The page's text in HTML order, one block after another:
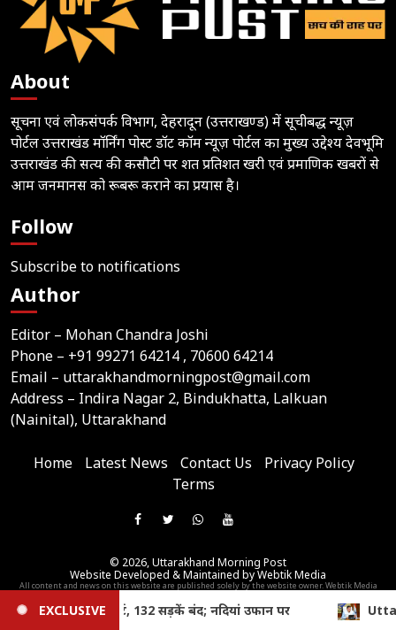
About
सूचना एवं लोकसंपर्क विभाग, देहरादून (उत्तराखण्ड) में सूचीबद्ध न्यूज़
पोर्टल उत्तराखंड मॉर्निंग पोस्ट डॉट कॉम न्यूज़ पोर्टल का मुख्य उद्देश्य देवभूमि
उत्तराखंड की सत्य की कसौटी पर शत प्रतिशत खरी एवं प्रमाणिक खबरों से
आम जनमानस को रूबरू कराने का प्रयास है।
Follow
Subscribe to notifications
Author
Editor – Mohan Chandra Joshi
Phone – +91 99271 64214 , 70600 64214
Email – uttarakhandmorningpost@gmail.com
Address – Indira Nagar 2, Bindukhatta, Lalkuan
(Nainital), Uttarakhand
Home Latest News Contact Us
Privacy Policy
Terms
Like
On
Facebook
Follow
On
Twitter
Join
WhatsApp
Group
Subscribe
YouTube
Channel
on
Telegram
© 2026,Uttarakhand Morning Post
Website Developed & Maintained by Webtik Media
All content and news on this website are published solely by the website owner. Webtik Media
EXCLUSIVE
Uttarakhand News: धामी कैबिनेट की अहम बैठक, कई महत्वपूर्ण